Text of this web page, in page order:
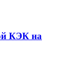
КЭК на